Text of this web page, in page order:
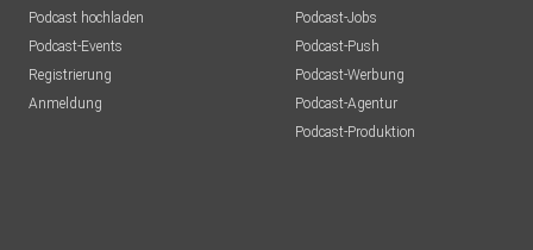
Podcast hochladen
Podcast-Events
Registrierung
Anmeldung
Podcast-Jobs
Podcast-Push
Podcast-Werbung
Podcast-Agentur
Podcast-Produktion